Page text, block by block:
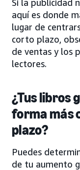
Si la publicidad
aquí es donde
lugar de
corto plazo,
de ventas y los
lectores.
¿Tus libros
forma más
plazo?
Puedes
de tu aumento